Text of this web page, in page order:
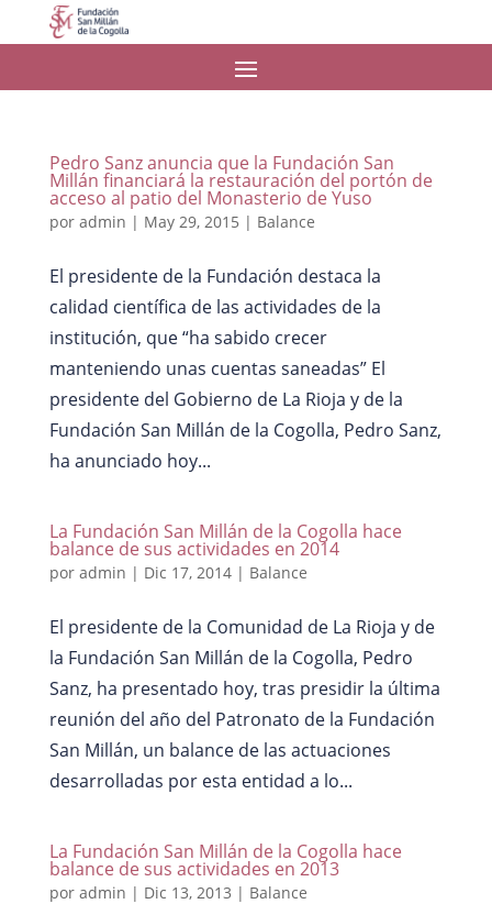
Pedro Sanz anuncia que la Fundación San
Millán financiará la restauración del portón de
acceso al patio del Monasterio de Yuso
por admin | May 29, 2015 | Balance
El presidente de la Fundación destaca la
calidad científica de las actividades de la
institución, que “ha sabido crecer
manteniendo unas cuentas saneadas” El
presidente del Gobierno de La Rioja y de la
Fundación San Millán de la Cogolla, Pedro Sanz,
ha anunciado hoy...
La Fundación San Millán de la Cogolla hace
balance de sus actividades en 2014
por admin | Dic 17, 2014| Balance
El presidente de la Comunidad de La Rioja y de
la Fundación San Millán de la Cogolla, Pedro
Sanz, ha presentado hoy, tras presidir la última
reunión del año del Patronato de la Fundación
San Millán, un balance de las actuaciones
desarrolladas por esta entidad a lo...
La Fundación San Millán de la Cogolla hace
balance de sus actividades en 2013
por admin | Dic 13, 2013 | Balance